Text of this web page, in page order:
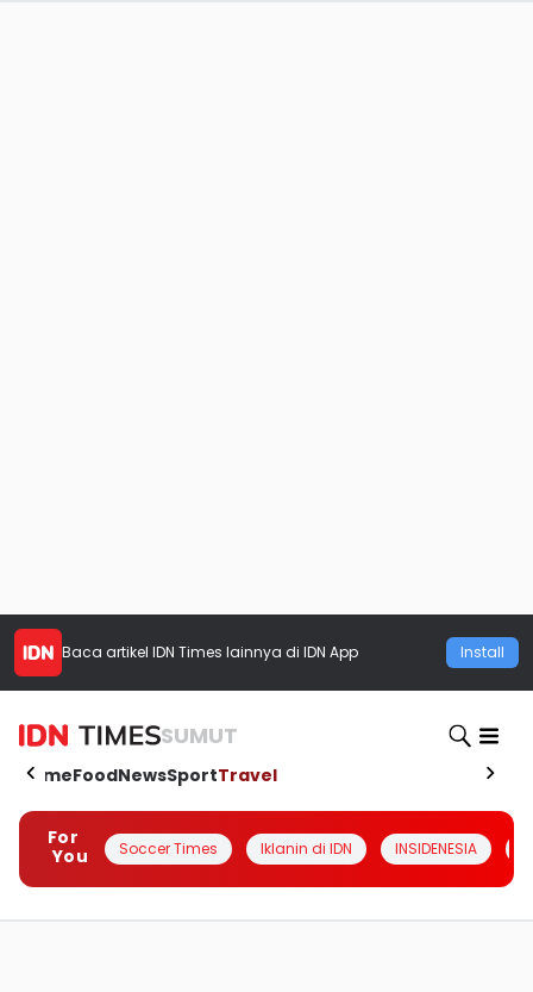
Baca artikel IDN Times lainnya di IDN App Install
SUMUT
HomeFoodNewsSportTravel
For
You
Soccer Times Iklanin di IDN INSIDENESIA